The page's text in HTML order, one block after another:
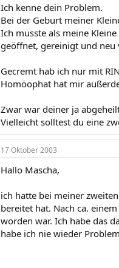
Ich kenne dein Problem.
Bei der Geburt meiner
Ich musste als meine
geöffnet, gereinigt und neu
Gecremt hab ich nur mit
Homöophat hat mir
Zwar war deiner ja
Vielleicht solltest du eine
17 Oktober 2003
Hallo Mascha,
ich hatte bei meiner
bereitet hat. Nach ca.
worden war. Ich habe das
habe ich nie wieder